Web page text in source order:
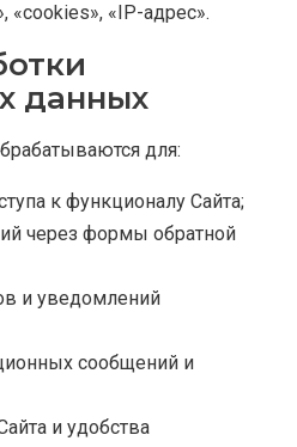
«cookies», «IP-адрес».
данных
для:
к функционалу Сайта;
через формы обратной
и уведомлений
сообщений и
и удобства